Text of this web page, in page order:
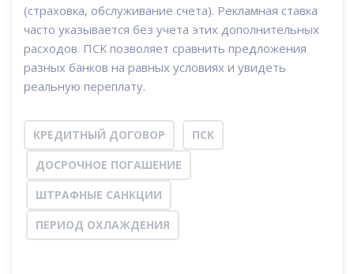
(страховка, обслуживание счета). Рекламная ставка
часто указывается без учета этих дополнительных
расходов. ПСК позволяет сравнить предложения
разных банков на равных условиях и увидеть
реальную переплату.
КРЕДИТНЫЙ ДОГОВОР
ПСК
ДОСРОЧНОЕ ПОГАШЕНИЕ
ШТРАФНЫЕ САНКЦИИ
ПЕРИОД ОХЛАЖДЕНИЯ